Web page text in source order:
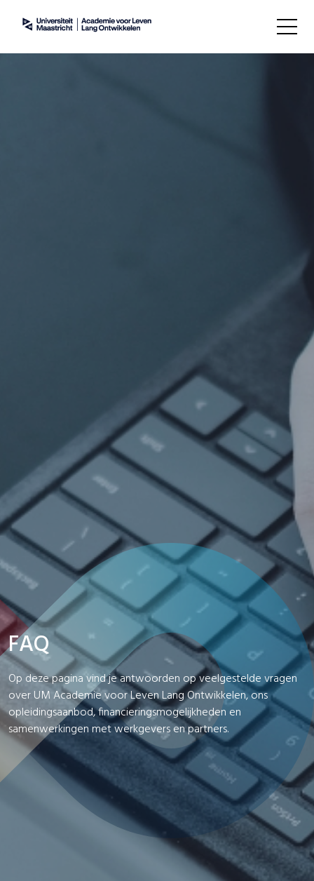
FAQ
Op deze pagina vind je antwoorden op veelgestelde vragen
over UM Academie voor Leven Lang Ontwikkelen, ons
opleidingsaanbod, financieringsmogelijkheden en
samenwerkingen met werkgevers en partners.